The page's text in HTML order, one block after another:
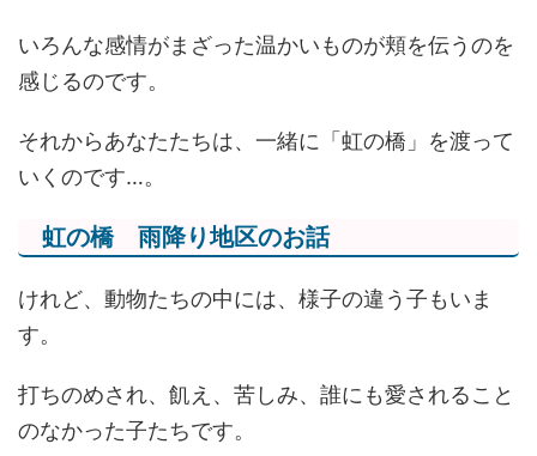
いろんな感情がまざった温かいものが頬を伝うのを
感じるのです。
それからあなたたちは、一緒に「虹の橋」を渡って
いくのです…。
虹の橋 雨降り地区のお話
けれど、動物たちの中には、様子の違う子もいま
す。
打ちのめされ、飢え、苦しみ、誰にも愛されること
のなかった子たちです。